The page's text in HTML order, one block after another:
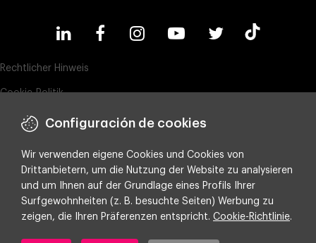
Rechtlicher Hinweis
Cookie-Politik
Datenschutz
ESG-Richtlinie
Integrated policy on Information Security, Quality and Environment
Cookie-Einstellungen
Configuración de cookies
Wir verwenden eigene Cookies und Cookies von
Drittanbietern, um die Nutzung der Website zu analysieren
und um Ihnen auf der Grundlage eines Profils Ihrer
Surfgewohnheiten (z. B. besuchte Seiten) Werbung zu
zeigen, die Ihren Präferenzen entspricht. Cookie-Richtlinie.